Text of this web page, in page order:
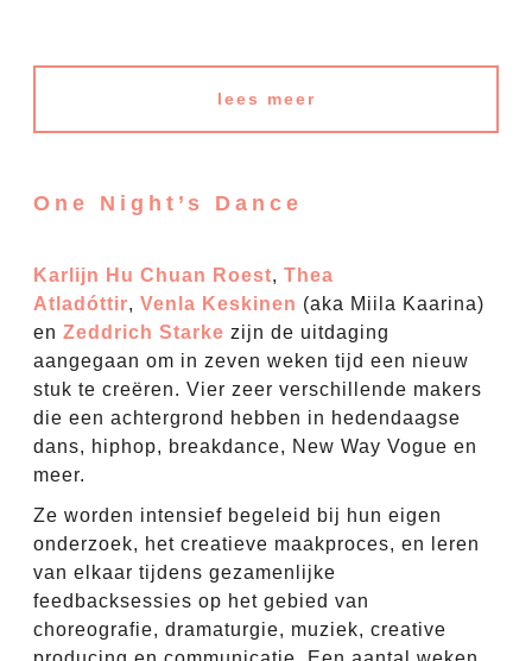
lees meer
One Night’s Dance
Karlijn Hu Chuan Roest, Thea
Atladóttir, Venla Keskinen (aka Miila Kaarina)
en Zeddrich Starke zijn de uitdaging
aangegaan om in zeven weken tijd een nieuw
stuk te creëren. Vier zeer verschillende makers
die een achtergrond hebben in hedendaagse
dans, hiphop, breakdance, New Way Vogue en
meer.
Ze worden intensief begeleid bij hun eigen
onderzoek, het creatieve maakproces, en leren
van elkaar tijdens gezamenlijke
feedbacksessies op het gebied van
choreografie, dramaturgie, muziek, creative